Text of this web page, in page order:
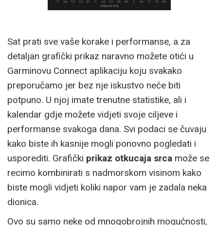
Sat prati sve vaše korake i performanse, a za
detaljan grafički prikaz naravno možete otići u
Garminovu Connect aplikaciju koju svakako
preporučamo jer bez nje iskustvo neće biti
potpuno. U njoj imate trenutne statistike, ali i
kalendar gdje možete vidjeti svoje ciljeve i
performanse svakoga dana. Svi podaci se čuvaju
kako biste ih kasnije mogli ponovno pogledati i
usporediti. Grafički prikaz otkucaja srca može se
recimo kombinirati s nadmorskom visinom kako
biste mogli vidjeti koliki napor vam je zadala neka
dionica.
Ovo su samo neke od mnogobrojnih mogućnosti,